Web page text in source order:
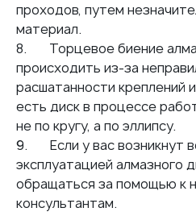
проходов, путем
материал.
8. Торцевое биение
происходить из-за
расшатанности креплений
есть диск в процессе
не по кругу, а по эллипсу.
9. Если у вас возникнут
эксплуатацией алмазного
обращаться за помощью к
консультантам.